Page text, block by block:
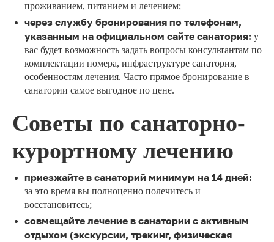
проживанием, питанием и лечением;
через службу бронирования по телефонам,
указанным на официальном сайте санатория: у
вас будет возможность задать вопросы консультантам по
комплектации номера, инфраструктуре санатория,
особенностям лечения. Часто прямое бронирование в
санатории самое выгодное по цене.
Советы по санаторно-
курортному лечению
приезжайте в санаторий минимум на 14 дней:
за это время вы полноценно полечитесь и
восстановитесь;
совмещайте лечение в санатории с активным
отдыхом (экскурсии, трекинг, физическая